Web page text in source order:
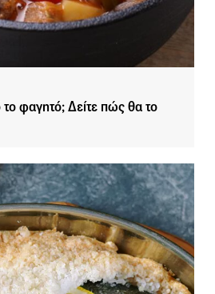
φαγητό; Δείτε πώς θα το